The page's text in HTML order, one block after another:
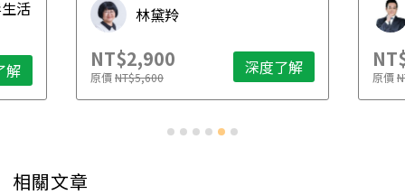
解
財稅專家 朱家棟
NT$2,500
原價NT$4,888 深度了解 原價
相關文章